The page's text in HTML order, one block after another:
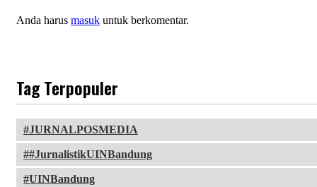
Anda harus masuk untuk berkomentar.
Tag Terpopuler
JURNALPOSMEDIA
#JurnalistikUINBandung
UINBandung